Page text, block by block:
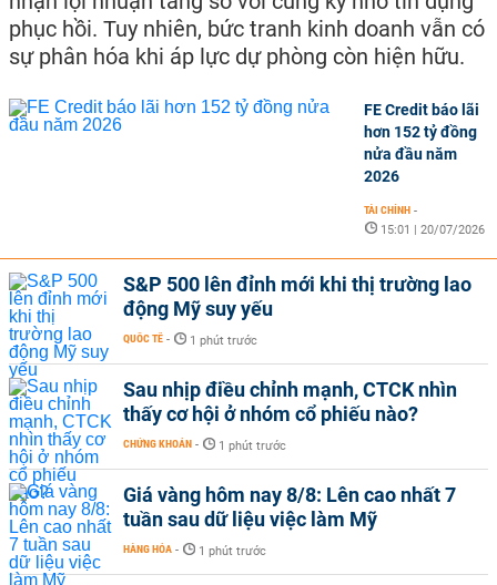
phục hồi. Tuy nhiên, bức tranh kinh doanh vẫn có
sự phân hóa khi áp lực dự phòng còn hiện hữu.
FE Credit báo lãi
hơn 152 tỷ đồng
nửa đầu năm
2026
TÀI CHÍNH -
15:01 | 20/07/2026
S&P 500 lên đỉnh mới khi thị trường lao
động Mỹ suy yếu
QUỐC TẾ - 1 phút trước
Sau nhịp điều chỉnh mạnh, CTCK nhìn
thấy cơ hội ở nhóm cổ phiếu nào?
CHỨNG KHOÁN - 1 phút trước
Giá vàng hôm nay 8/8: Lên cao nhất 7
tuần sau dữ liệu việc làm Mỹ
HÀNG HÓA - 1 phút trước